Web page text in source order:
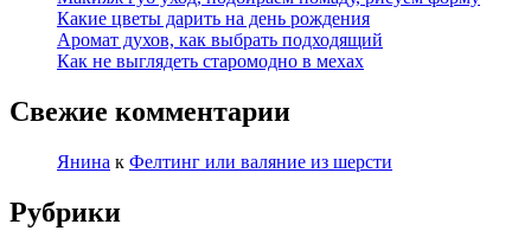
Какие цветы дарить на день рождения
Аромат духов, как выбрать подходящий
Как не выглядеть старомодно в мехах
Свежие комментарии
Янина к Фелтинг или валяние из шерсти
Рубрики